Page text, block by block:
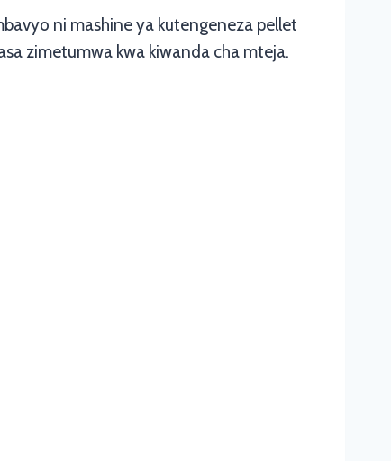
ni mashine ya kutengeneza pellet
zimetumwa kwa kiwanda cha mteja.